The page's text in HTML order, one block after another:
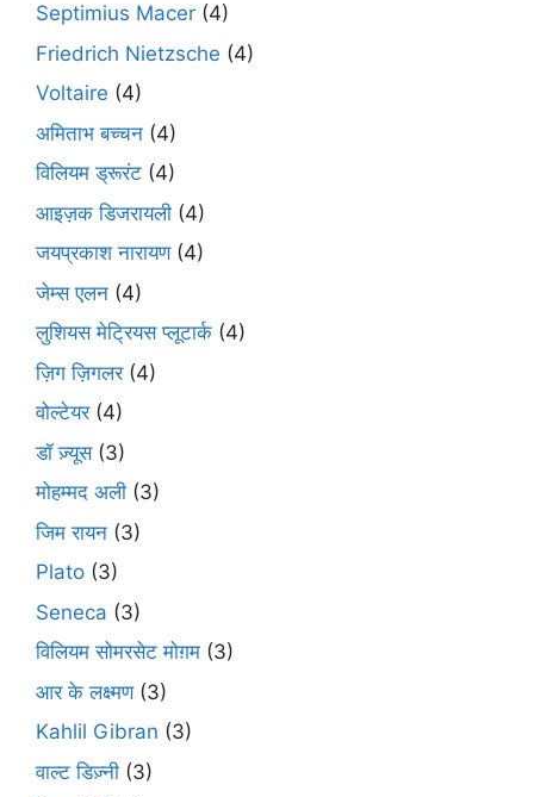
Septimius Macer (4)
Friedrich Nietzsche (4)
Voltaire (4)
अमिताभ बच्चन (4)
विलियम ड्रूरंट (4)
आइज़क डिजरायली (4)
जयप्रकाश नारायण(4)
जेम्स एलन (4)
लुशियस मेट्रियस प्लूटार्क (4)
ज़िग ज़िगलर(4)
वोल्टेयर(4)
डॉ ज़्यूस(3)
मोहम्मद अली (3)
जिम रायन (3)
Plato (3)
Seneca (3)
विलियम सोमरसेट मोग़म (3)
आर के लक्ष्मण(3)
Kahlil Gibran (3)
वाल्ट डिज़्नी (3)